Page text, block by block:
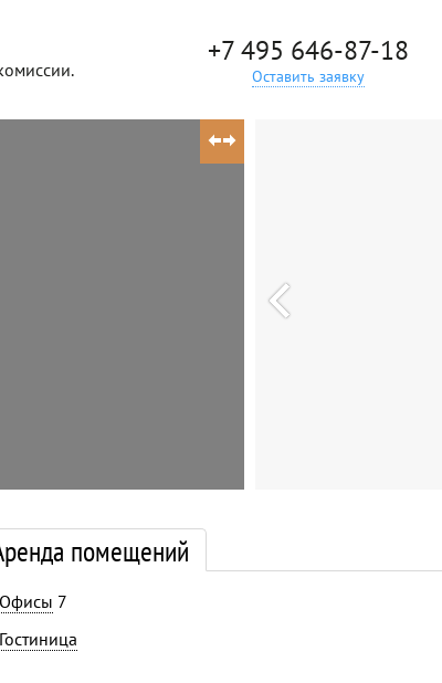
+7 495 646-87-18
Оставить заявку
помещений
Офисы 7
Гостиница